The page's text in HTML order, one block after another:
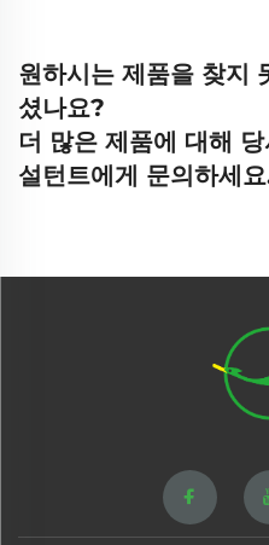
원하시는 제품을 찾지
셨나요?
더 많은 제품에 대해 당
설턴트에게 문의하세